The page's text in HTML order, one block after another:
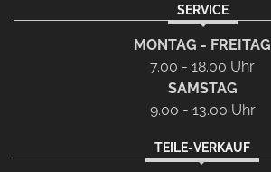
SERVICE
MONTAG - FREITAG
7.00 - 18.00 Uhr
SAMSTAG
9.00 - 13.00 Uhr
TEILE-VERKAUF